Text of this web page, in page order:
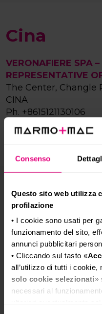
Consenso
Questo sito web utilizza
profilazione
• I cookie sono usati per
funzionamento del sito,
annunci pubblicitari
• Cliccando sul tasto «
all’utilizzo di tutti i
solo cookie selezionati»
necessari al
Cina
VERONAFIERE SPA
REPRESENTATIVE
The Center, Changle
CINA
Ph. +8615121130106
www.veronafiere.it
Francia,
Marocco,
AEP CONSULTANTS
5 allèe Jacques
- FRANCIA
Ph. +33 143283926